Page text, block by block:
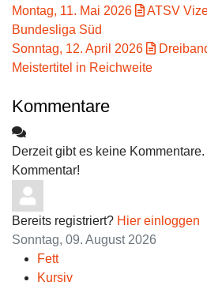
Montag, 11. Mai 2026
ATSV
Bundesliga Süd
Sonntag, 12. April 2026
Meistertitel in Reichweite
Kommentare
Derzeit gibt es keine
Kommentar!
Bereits registriert? Hier einloggen
Sonntag, 09. August 2026
Fett
Kursiv